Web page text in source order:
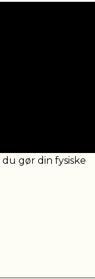
gør din fysiske